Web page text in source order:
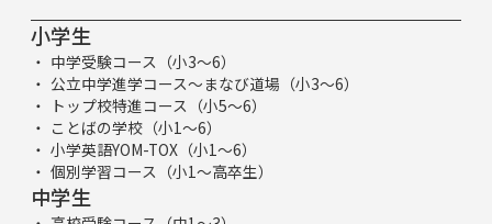
小学生
中学受験コース（小3～6）
公立中学進学コース～まなび道場（小3～6）
トップ校特進コース（小5～6）
ことばの学校（小1～6）
小学英語YOM-TOX（小1～6）
個別学習コース（小1～高卒生）
中学生